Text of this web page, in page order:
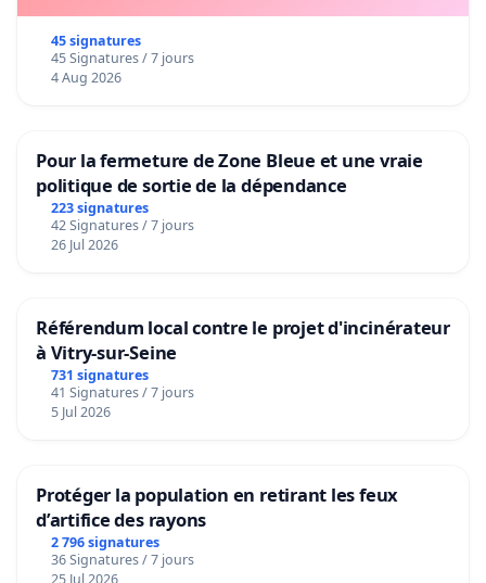
45 signatures
45 Signatures / 7 jours
4 Aug 2026
Pour la fermeture de Zone Bleue et une vraie
politique de sortie de la dépendance
223 signatures
42 Signatures / 7 jours
26 Jul 2026
Référendum local contre le projet d'incinérateur
à Vitry-sur-Seine
731 signatures
41 Signatures / 7 jours
5 Jul 2026
Protéger la population en retirant les feux
d’artifice des rayons
2 796 signatures
36 Signatures / 7 jours
25 Jul 2026